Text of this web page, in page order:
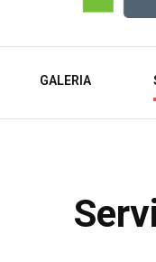
GALERIA